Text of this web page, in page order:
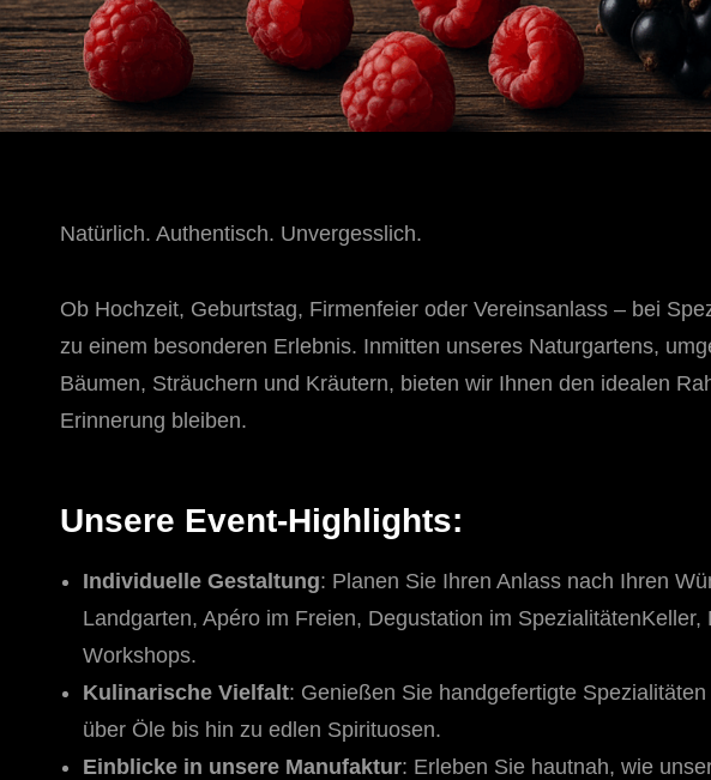
Natürlich. Authentisch. Unvergesslich.
Ob Hochzeit, Geburtstag, Firmenfeier oder Vereinsanlass – bei
zu einem besonderen Erlebnis. Inmitten unseres Naturgartens,
Bäumen, Sträuchern und Kräutern, bieten wir Ihnen den idealen
Erinnerung bleiben.
Unsere Event-Highlights:
Individuelle Gestaltung: Planen Sie Ihren Anlass nach Ihren
Landgarten, Apéro im Freien, Degustation im
Workshops.
Kulinarische Vielfalt: Genießen Sie handgefertigte
über Öle bis hin zu edlen Spirituosen.
Einblicke in unsere Manufaktur: Erleben Sie hautnah, wie